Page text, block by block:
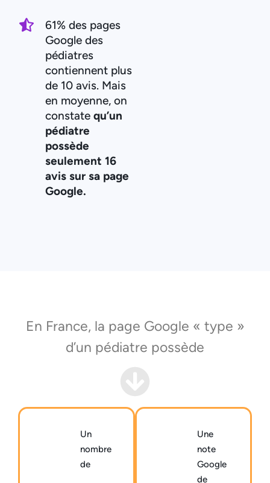
61% des pages
Google des
pédiatres
contiennent plus
de 10 avis. Mais
en moyenne, on
constate qu’un
pédiatre
possède
seulement 16
avis sur sa page
Google.
En France, la page Google « type »
d’un pédiatre possède
Un
nombre
de
Une
note
Google
de